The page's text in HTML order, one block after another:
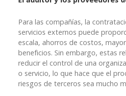
Para las compañías, la
servicios externos puede
escala, ahorros de costos,
beneficios. Sin embargo, estas
reducir el control de una
o servicio, lo que hace que el
riesgos de terceros sea mucho